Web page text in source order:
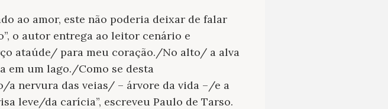
ao amor, este não poderia deixar de falar
o autor entrega ao leitor cenário e
ataúde/ para meu coração./No alto/ a alva
um lago./Como se desta
nervura das veias/ – árvore da vida –/e a
leve/da carícia”, escreveu Paulo de Tarso.